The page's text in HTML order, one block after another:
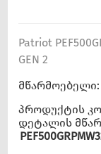
Patriot
GEN 2
მწარმოებელი:
პროდუქტის
დეტალის